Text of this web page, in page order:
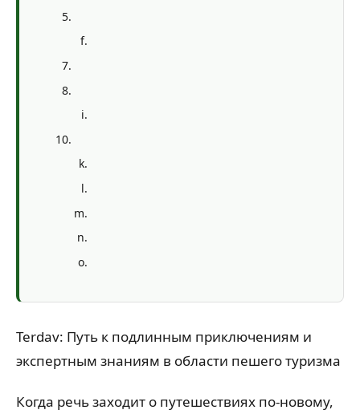
Terdav: Путь к подлинным приключениям и
экспертным знаниям в области пешего туризма
Когда речь заходит о путешествиях по-новому,